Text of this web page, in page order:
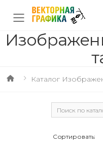
Каталог
Сортировать: